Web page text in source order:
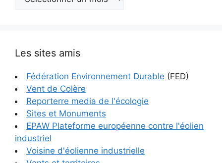
Les sites amis
Fédération Environnement Durable (FED)
Vent de Colère
Reporterre media de l'écologie
Sites et Monuments
EPAW Plateforme européenne contre l'éolien
industriel
Voisine d'éolienne industrielle